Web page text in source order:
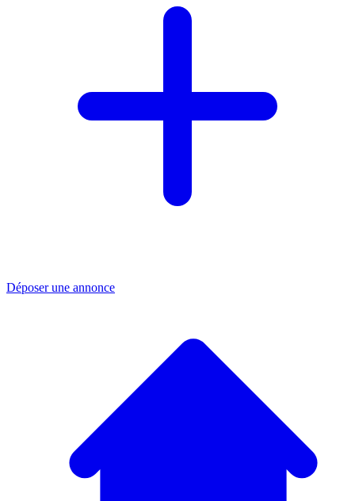
Déposer une annonce